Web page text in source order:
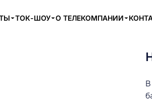
ТОК-ШОУ О ТЕЛЕКОМПАНИИ